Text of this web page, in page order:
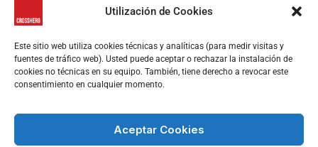
Utilización de Cookies
Este sitio web utiliza cookies técnicas y analíticas (para medir visitas y
fuentes de tráfico web). Usted puede aceptar o rechazar la instalación de
cookies no técnicas en su equipo. También, tiene derecho a revocar este
consentimiento en cualquier momento.
Aceptar Cookies
CrossFit, escuelas de artes marciales, estudios de yoga y/o pilates y centros de danza, que
Algunas características destacadas son el control de acceso, la gestión de reservas de clases y
control de aforo, programación de rutinas y seguimiento de marcas, el control de membresías
y facturación, la gestión y automatización de los pagos y los cobros, retención y recuperación
de clientes y muchas más funcionalidades que te harán la gestión del día a día de tu centro